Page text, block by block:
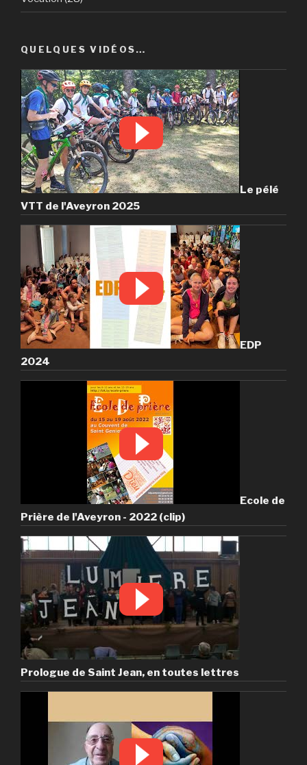
QUELQUES VIDÉOS…
Le pélé
VTT de l'Aveyron 2025
EDP
2024
Ecole de
Prière de l'Aveyron - 2022 (clip)
Prologue de Saint Jean, en toutes lettres